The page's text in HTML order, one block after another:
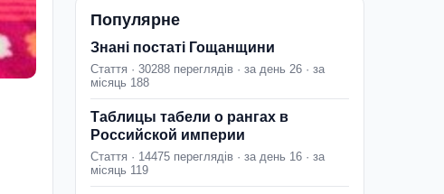
Популярне
Знані постаті Гощанщини
Стаття · 30288 переглядів · за день 26 · за
місяць 188
Таблицы табели о рангах в
Российской империи
Стаття · 14475 переглядів · за день 16 · за
місяць 119